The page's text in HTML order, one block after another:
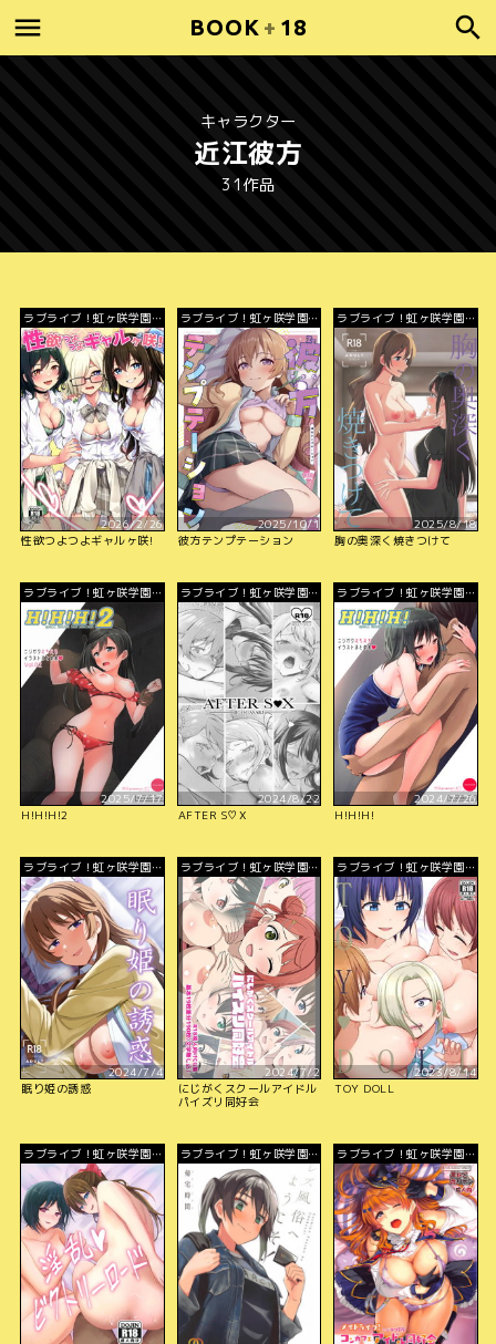
BOOK + 18
キャラクター
近江彼方
31作品
ラブライブ！虹ヶ咲学園ス
クールアイドル同好会
2026/2/26
性欲つよつよギャルヶ咲!
ラブライブ！虹ヶ咲学園ス
クールアイドル同好会
2025/10/1
彼方テンプテーション
ラブライブ！虹ヶ咲学園ス
クールアイドル同好会
2025/8/18
胸の奥深く焼きつけて
ラブライブ！虹ヶ咲学園ス
クールアイドル同好会
2025/7/17
H!H!H!2
ラブライブ！虹ヶ咲学園ス
クールアイドル同好会
2024/8/22
AFTER S♡X
ラブライブ！虹ヶ咲学園ス
クールアイドル同好会
2024/7/26
H!H!H!
ラブライブ！虹ヶ咲学園ス
クールアイドル同好会
2024/7/4
眠り姫の誘惑
ラブライブ！虹ヶ咲学園ス
クールアイドル同好会
2024/7/2
にじがくスクールアイドル
パイズリ同好会
ラブライブ！虹ヶ咲学園ス
クールアイドル同好会
2023/8/14
TOY DOLL
ラブライブ！虹ヶ咲学園ス
クールアイドル同好会
ラブライブ！虹ヶ咲学園ス
クールアイドル同好会
ラブライブ！虹ヶ咲学園ス
クールアイドル同好会